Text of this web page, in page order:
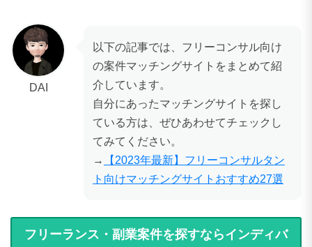
DAI
以下の記事では、フリーコンサル向け
の案件マッチングサイトをまとめて紹
介しています。
自分にあったマッチングサイトを探し
ている方は、ぜひあわせてチェックし
てみてください。
→
【2023年最新】フリーコンサルタン
ト向けマッチングサイトおすすめ27選
フリーランス・副業案件を探すならインディバ